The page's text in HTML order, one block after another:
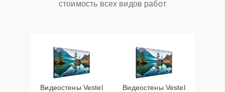
стоимость всех видов работ
Видеостены Vestel
Видеостены Vestel